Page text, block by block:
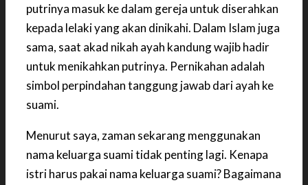
putrinya masuk ke dalam gereja untuk diserahkan
kepada lelaki yang akan dinikahi. Dalam Islam juga
sama, saat akad nikah ayah kandung wajib hadir
untuk menikahkan putrinya. Pernikahan adalah
simbol perpindahan tanggung jawab dari ayah ke
suami.
Menurut saya, zaman sekarang menggunakan
nama keluarga suami tidak penting lagi. Kenapa
istri harus pakai nama keluarga suami? Bagaimana